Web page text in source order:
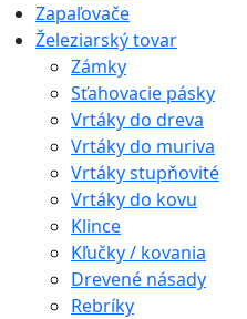
Zapaľovače
Železiarský tovar
Zámky
Sťahovacie pásky
Vrtáky do dreva
Vrtáky do muriva
Vrtáky stupňovité
Vrtáky do kovu
Klince
Kľučky / kovania
Drevené násady
Rebríky